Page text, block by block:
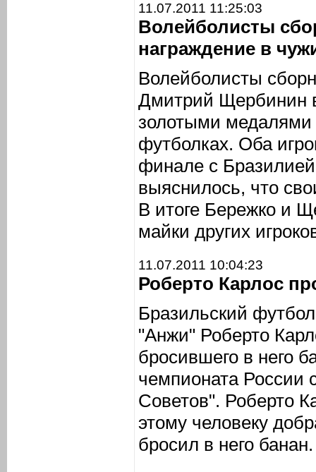
11.07.2011 11:25:03
Волейболисты
награждение в
Волейболисты
Дмитрий Щербинин
золотыми
футболках. Оба
финале с
выяснилось, что
В итоге Бережко и
майки других
11.07.2011 10:04:23
Роберто Карлос
Бразильский
"Анжи" Роберто
бросившего в него
чемпионата России
Советов". Роберто
этому человеку
бросил в него банан.